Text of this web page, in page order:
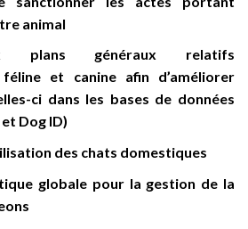
animal
plans généraux relatifs
et canine afin d’améliorer
ci dans les bases de données
Dog ID)
des chats domestiques
globale pour la gestion de la